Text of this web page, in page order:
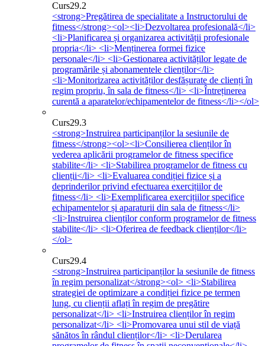
Curs29.2
<strong>Pregătirea de specialitate a Instructorului de
fitness</strong><ol><li>Dezvoltarea profesională</li>
<li>Planificarea și organizarea activității profesionale
propria</li> <li>Menținerea formei fizice
personale</li> <li>Gestionarea activităților legate de
programările și abonamentele clienților</li>
<li>Monitorizarea activităților desfășurate de clienți în
regim propriu, în sala de fitness</li> <li>Întreținerea
curentă a aparatelor/echipamentelor de fitness</li></ol>
Curs29.3
<strong>Instruirea participanților la sesiunile de
fitness</strong><ol><li>Consilierea clienților în
vederea aplicării programelor de fitness specifice
stabilite</li> <li>Stabilirea programelor de fitness cu
clienții</li> <li>Evaluarea condiției fizice și a
deprinderilor privind efectuarea exercițiilor de
fitness</li> <li>Exemplificarea exercițiilor specifice
echipamentelor și aparaturii din sala de fitness</li>
<li>Instruirea clienților conform programelor de fitness
stabilite</li> <li>Oferirea de feedback clienților</li>
</ol>
Curs29.4
<strong>Instruirea participanților la sesiunile de fitness
în regim personalizat</strong><ol> <li>Stabilirea
strategiei de optimizare a condiției fizice pe termen
lung, cu clienții aflați în regim de pregătire
personalizat</li> <li>Instruirea clienților în regim
personalizat</li> <li>Promovarea unui stil de viață
sănătos în rândul clienților</li> <li>Derularea